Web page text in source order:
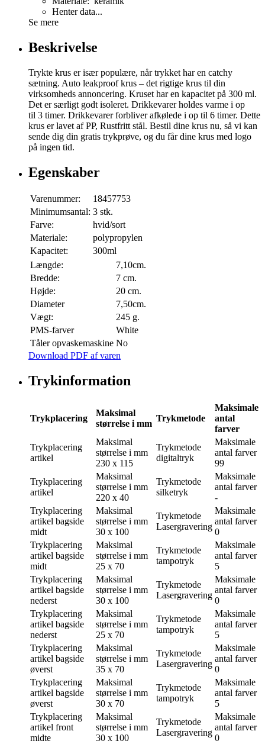
Henter data...
Se mere
Beskrivelse
Trykte krus er især populære, når trykket har en catchy
sætning. Auto leakproof krus – det rigtige krus til din
virksomheds annoncering. Kruset har en kapacitet på 300 ml.
Det er særligt godt isoleret. Drikkevarer holdes varme i op
til 3 timer. Drikkevarer forbliver afkølede i op til 6 timer. Dette
krus er lavet af PP, Rustfritt stål. Bestil dine krus nu, så vi kan
sende dig din gratis trykprøve, og du får dine krus med logo
på ingen tid.
Egenskaber
Varenummer:
18457753
Minimumsantal: 3 stk.
Farve:
hvid/sort
Materiale:
polypropylen
Kapacitet:
300ml
Længde:
7,10cm.
Bredde:
7 cm.
Højde:
20 cm.
Diameter
7,50cm.
Vægt:
245 g.
PMS-farver
White
Tåler opvaskemaskine No
Download PDF af varen
Trykinformation
Trykplacering
Maksimal
størrelse i mm
Trykmetode
Maksimale
antal
farver
Trykplacering
artikel
Maksimal
størrelse i mm
230 x 115
Trykmetode
digitaltryk
Maksimale
antal farver
99
Trykplacering
artikel
Maksimal
størrelse i mm
220 x 40
Trykmetode
silketryk
Maksimale
antal farver
-
Trykplacering
artikel bagside
midt
Maksimal
størrelse i mm
30 x 100
Trykmetode
Lasergravering
Maksimale
antal farver
0
Trykplacering
artikel bagside
midt
Maksimal
størrelse i mm
25 x 70
Trykmetode
tampotryk
Maksimale
antal farver
5
Trykplacering
artikel bagside
nederst
Maksimal
størrelse i mm
30 x 100
Trykmetode
Lasergravering
Maksimale
antal farver
0
Trykplacering
artikel bagside
nederst
Maksimal
størrelse i mm
25 x 70
Trykmetode
tampotryk
Maksimale
antal farver
5
Trykplacering
artikel bagside
øverst
Maksimal
størrelse i mm
35 x 70
Trykmetode
Lasergravering
Maksimale
antal farver
0
Trykplacering
artikel bagside
øverst
Maksimal
størrelse i mm
30 x 70
Trykmetode
tampotryk
Maksimale
antal farver
5
Trykplacering
artikel front
midte
Maksimal
størrelse i mm
30 x 100
Trykmetode
Lasergravering
Maksimale
antal farver
0